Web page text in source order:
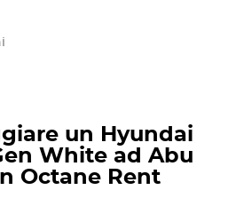
un Hyundai
White ad Abu
Octane Rent